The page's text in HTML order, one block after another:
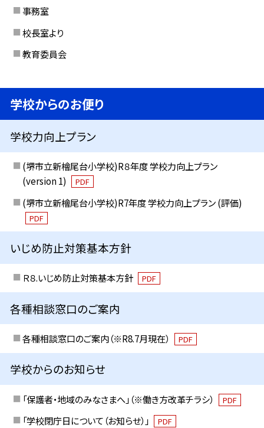
事務室
校長室より
教育委員会
学校からのお便り
学校力向上プラン
(堺市立新檜尾台小学校)R８年度 学校力向上プラン
(version 1)
PDF
(堺市立新檜尾台小学校)R7年度 学校力向上プラン (評価)
PDF
いじめ防止対策基本方針
Ｒ８.いじめ防止対策基本方針 PDF
各種相談窓口のご案内
各種相談窓口のご案内（※R8.7月現在） PDF
学校からのお知らせ
「保護者・地域のみなさまへ」（※働き方改革チラシ） PDF
「学校閉庁日について（お知らせ）」 PDF